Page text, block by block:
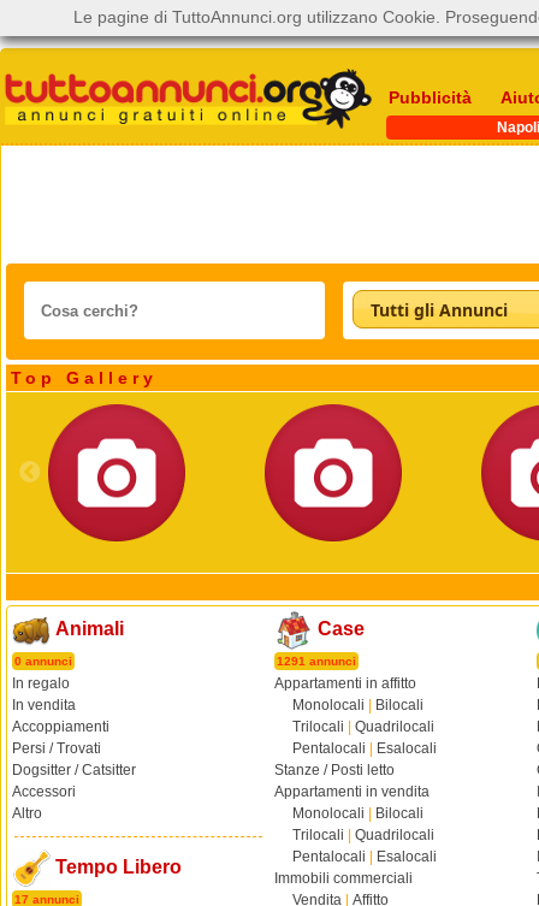
Pubblicità
Napoli
Tutti gli Annunci
Top Gallery
Animali
0 annunci
In regalo
In vendita
Accoppiamenti
Persi / Trovati
Dogsitter / Catsitter
Accessori
Altro
Tempo Libero
17 annunci
Case
1291 annunci
Appartamenti in affitto
Monolocali
Bilocali
Trilocali
Quadrilocali
Pentalocali
Esalocali
Stanze / Posti letto
Appartamenti in vendita
Monolocali
Bilocali
Trilocali
Quadrilocali
Pentalocali
Esalocali
Immobili commerciali
Vendita
Affitto
Le pagine di TuttoAnnunci.org utilizzano Cookie.